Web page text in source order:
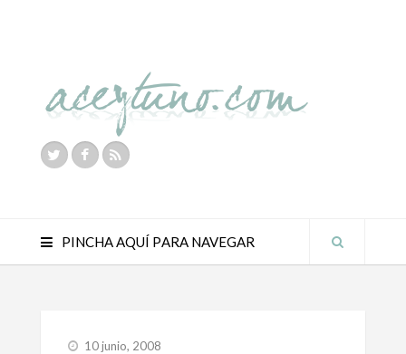
PINCHA AQUÍ PARA NAVEGAR
10 junio, 2008